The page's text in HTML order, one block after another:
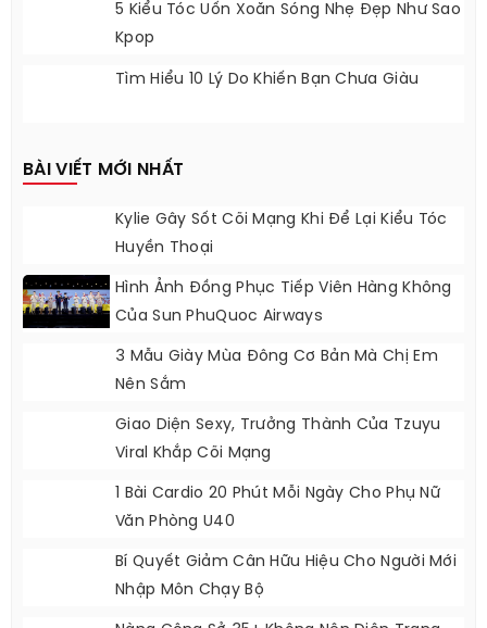
5 Kiểu Tóc Uốn Xoăn Sóng Nhẹ Đẹp Như Sao
Kpop
Tìm Hiểu 10 Lý Do Khiến Bạn Chưa Giàu
BÀI VIẾT MỚI NHẤT
Kylie Gây Sốt Cõi Mạng Khi Để Lại Kiểu Tóc
Huyền Thoại
Hình Ảnh Đồng Phục Tiếp Viên Hàng Không
Của Sun PhuQuoc Airways
3 Mẫu Giày Mùa Đông Cơ Bản Mà Chị Em
Nên Sắm
Giao Diện Sexy, Trưởng Thành Của Tzuyu
Viral Khắp Cõi Mạng
1 Bài Cardio 20 Phút Mỗi Ngày Cho Phụ Nữ
Văn Phòng U40
Bí Quyết Giảm Cân Hữu Hiệu Cho Người Mới
Nhập Môn Chạy Bộ